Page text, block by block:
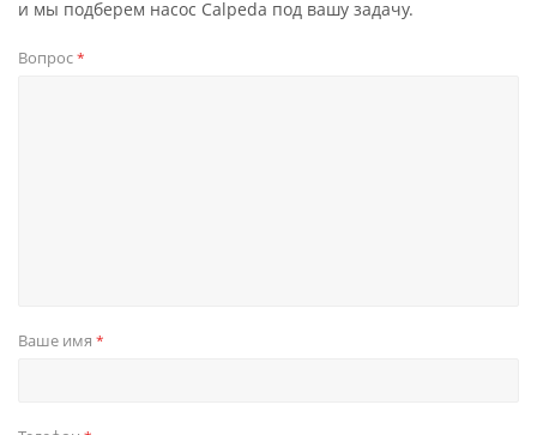
и мы подберем насос Calpeda под вашу задачу.
Вопрос*
Ваше имя *